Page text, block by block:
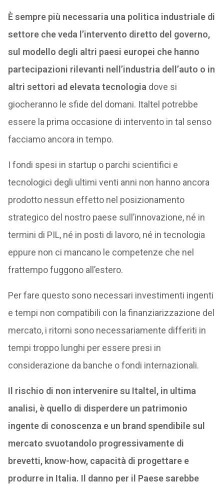
È sempre più necessaria una politica industriale di
settore che veda l’intervento diretto del governo,
sul modello degli altri paesi europei che hanno
partecipazioni rilevanti nell’industria dell’auto o in
altri settori ad elevata tecnologia dove si
giocheranno le sfide del domani. Italtel potrebbe
essere la prima occasione di intervento in tal senso
facciamo ancora in tempo.
I fondi spesi in startup o parchi scientifici e
tecnologici degli ultimi venti anni non hanno ancora
prodotto nessun effetto nel posizionamento
strategico del nostro paese sull’innovazione, né in
termini di PIL, né in posti di lavoro, né in tecnologia
eppure non ci mancano le competenze che nel
frattempo fuggono all’estero.
Per fare questo sono necessari investimenti ingenti
e tempi non compatibili con la finanziarizzazione del
mercato, i ritorni sono necessariamente differiti in
tempi troppo lunghi per essere presi in
considerazione da banche o fondi internazionali.
Il rischio di non intervenire su Italtel, in ultima
analisi, è quello di disperdere un patrimonio
ingente di conoscenza e un brand spendibile sul
mercato svuotandolo progressivamente di
brevetti, know-how, capacità di progettare e
produrre in Italia. Il danno per il Paese sarebbe